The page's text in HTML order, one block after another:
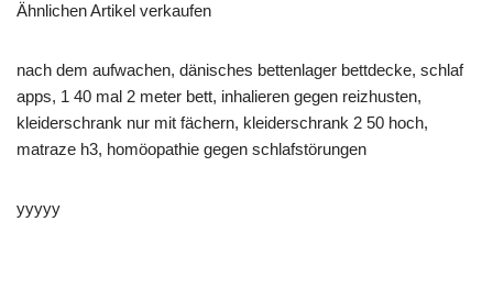
Ähnlichen Artikel verkaufen
nach dem aufwachen, dänisches bettenlager bettdecke, schlaf
apps, 1 40 mal 2 meter bett, inhalieren gegen reizhusten,
kleiderschrank nur mit fächern, kleiderschrank 2 50 hoch,
matraze h3, homöopathie gegen schlafstörungen
yyyyy